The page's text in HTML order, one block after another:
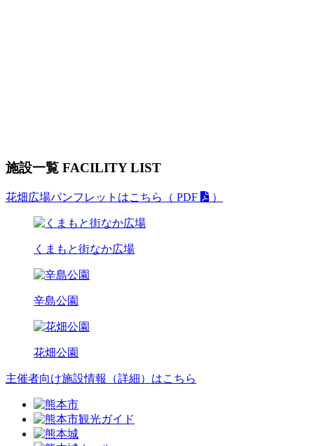
施設一覧 FACILITY LIST
花畑広場パンフレットはこちら（ PDF ）
くまもと街なか広場
辛島公園
花畑公園
主催者向け施設情報 （詳細） はこちら